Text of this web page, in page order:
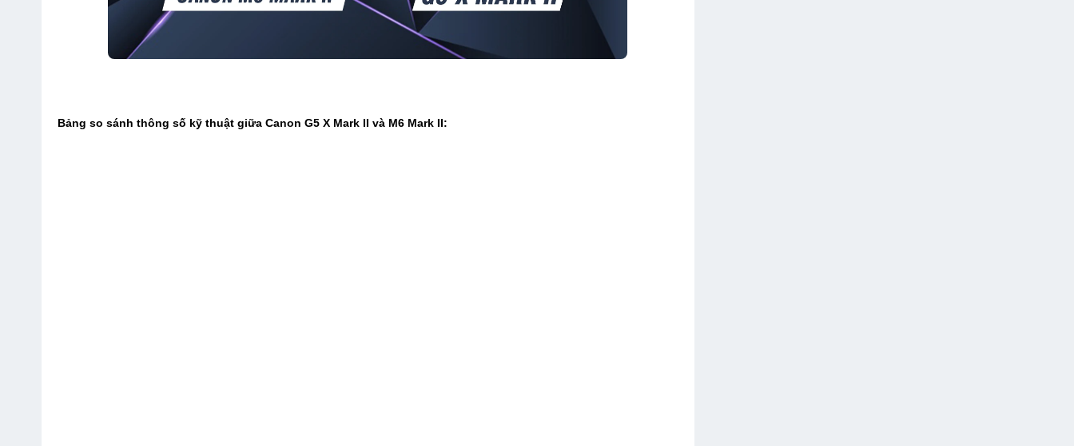
Bảng so sánh thông số kỹ thuật giữa Canon G5 X Mark II và M6 Mark II: